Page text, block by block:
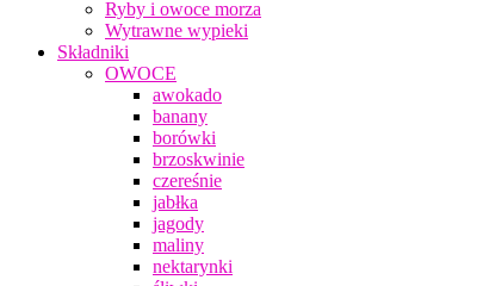
Ryby i owoce morza
Wytrawne wypieki
Składniki
OWOCE
awokado
banany
borówki
brzoskwinie
czereśnie
jabłka
jagody
maliny
nektarynki